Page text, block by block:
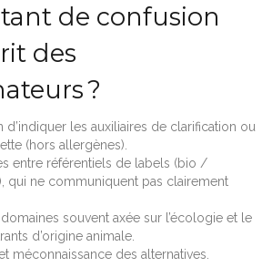
de confusion
des
?
les auxiliaires de clarification ou
(hors allergènes).
entre référentiels de labels (bio /
qui ne communiquent pas clairement
souvent axée sur l’écologie et le
d’origine animale.
méconnaissance des alternatives.